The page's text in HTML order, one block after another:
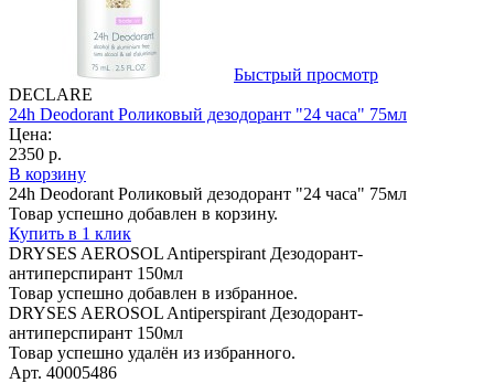
Быстрый просмотр
DECLARE
24h Deodorant Роликовый дезодорант "24 часа" 75мл
Цена:
2350 р.
В корзину
24h Deodorant Роликовый дезодорант "24 часа" 75мл
Товар успешно добавлен в корзину.
Купить в 1 клик
DRYSES AEROSOL Antiperspirant Дезодорант-
антиперспирант 150мл
Товар успешно добавлен в избранное.
DRYSES AEROSOL Antiperspirant Дезодорант-
антиперспирант 150мл
Товар успешно удалён из избранного.
Арт. 40005486